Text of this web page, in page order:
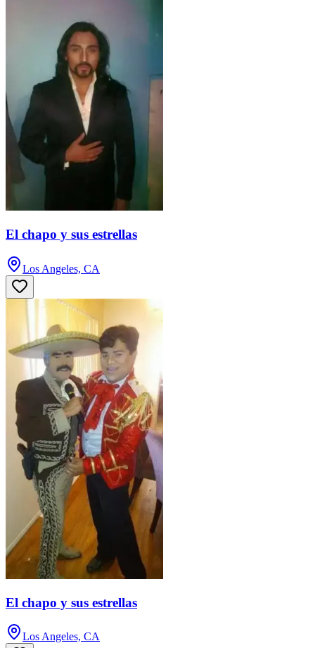
El chapo y sus estrellas
Los Angeles, CA
El chapo y sus estrellas
Los Angeles, CA